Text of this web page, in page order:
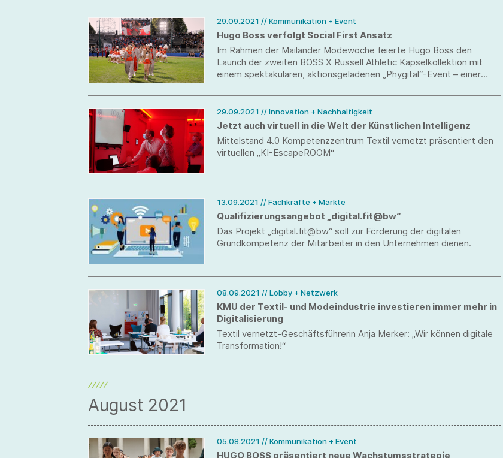
29.09.2021 // Kommunikation + Event
Hugo Boss verfolgt Social First Ansatz
Im Rahmen der Mailänder Modewoche feierte Hugo Boss den
Launch der zweiten BOSS X Russell Athletic Kapselkollektion mit
einem spektakulären, aktionsgeladenen „Phygital“-Event – einer
29.09.2021 // Innovation + Nachhaltigkeit
Jetzt auch virtuell in die Welt der Künstlichen Intelligenz
Mittelstand 4.0 Kompetenzzentrum Textil vernetzt präsentiert den
virtuellen „KI-EscapeROOM“
13.09.2021 // Fachkräfte + Märkte
Qualifizierungsangebot „digital.fit@bw“
Das Projekt „digital.fit@bw“ soll zur Förderung der digitalen
Grundkompetenz der Mitarbeiter in den Unternehmen dienen.
08.09.2021 // Lobby + Netzwerk
KMU der Textil- und Modeindustrie investieren immer mehr in
Digitalisierung
Textil vernetzt-Geschäftsführerin Anja Merker: „Wir können digitale
Transformation!“
August 2021
05.08.2021 // Kommunikation + Event
HUGO BOSS präsentiert neue Wachstumsstrategie